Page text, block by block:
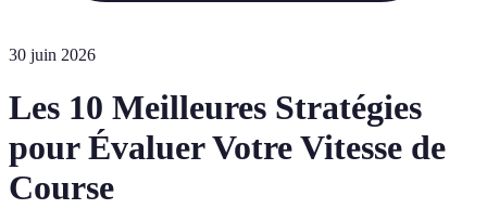
30 juin 2026
Les 10 Meilleures Stratégies
pour Évaluer Votre Vitesse de
Course